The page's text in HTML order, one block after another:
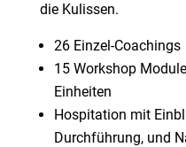
die Kulissen.
26 Einzel-Coachings
15 Workshop
Einheiten
Hospitation mit
Durchführung, und